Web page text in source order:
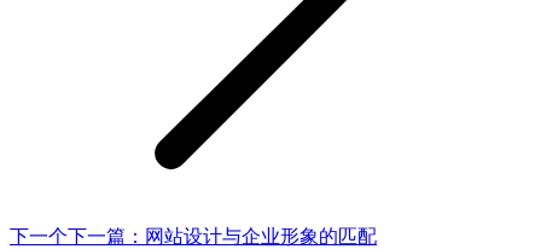
下一个下一篇： 网站设计与企业形象的匹配